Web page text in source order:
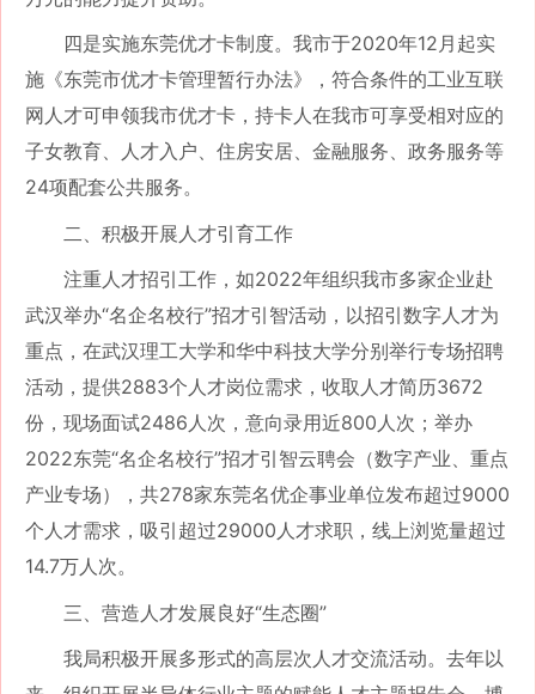
四是实施东莞优才卡制度。我市于2020年12月起实
施《东莞市优才卡管理暂行办法》，符合条件的工业互联
网人才可申领我市优才卡，持卡人在我市可享受相对应的
子女教育、人才入户、住房安居、金融服务、政务服务等
24项配套公共服务。
二、积极开展人才引育工作
注重人才招引工作，如2022年组织我市多家企业赴
武汉举办“名企名校行”招才引智活动，以招引数字人才为
重点，在武汉理工大学和华中科技大学分别举行专场招聘
活动，提供2883个人才岗位需求，收取人才简历3672
份，现场面试2486人次，意向录用近800人次；举办
2022东莞“名企名校行”招才引智云聘会（数字产业、重点
产业专场），共278家东莞名优企事业单位发布超过9000
个人才需求，吸引超过29000人才求职，线上浏览量超过
14.7万人次。
三、营造人才发展良好“生态圈”
我局积极开展多形式的高层次人才交流活动。去年以